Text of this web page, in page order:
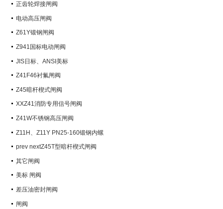
正齿轮焊接闸阀
电动高压闸阀
Z61Y锻钢闸阀
Z941国标电动闸阀
JIS日标、ANSI美标
Z41F46衬氟闸阀
Z45暗杆楔式闸阀
XXZ41消防专用信号闸阀
Z41W不锈钢高压闸阀
Z11H、Z11Y PN25-160锻钢内螺
纹楔式闸阀
prev nextZ45T型暗杆楔式闸阀
其它闸阀
美标 闸阀
差压油密封闸阀
闸阀